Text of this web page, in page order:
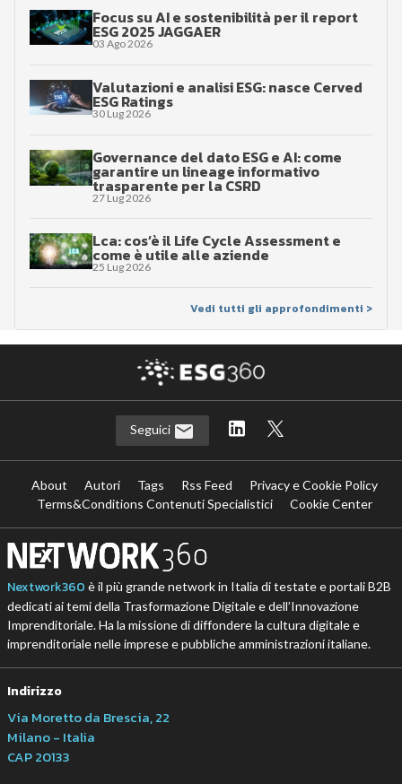
Focus su AI e sostenibilità per il report
ESG 2025 JAGGAER
03 Ago 2026
Valutazioni e analisi ESG: nasce Cerved
ESG Ratings
30 Lug 2026
Governance del dato ESG e AI: come
garantire un lineage informativo
trasparente per la CSRD
27 Lug 2026
Lca: cos’è il Life Cycle Assessment e
come è utile alle aziende
25 Lug 2026
Vedi tutti gli approfondimenti >
Seguici
About Autori Tags Rss Feed
Privacy e Cookie Policy
Terms&Conditions Contenuti Specialistici
Cookie Center
Nextwork360 è il più grande network in Italia di testate e portali B2B
dedicati ai temi della Trasformazione Digitale e dell’Innovazione
Imprenditoriale. Ha la missione di diffondere la cultura digitale e
imprenditoriale nelle imprese e pubbliche amministrazioni italiane.
Indirizzo
Via Moretto da Brescia, 22
Milano - Italia
CAP 20133